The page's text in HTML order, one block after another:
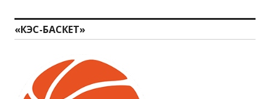
«КЭС-БАСКЕТ»